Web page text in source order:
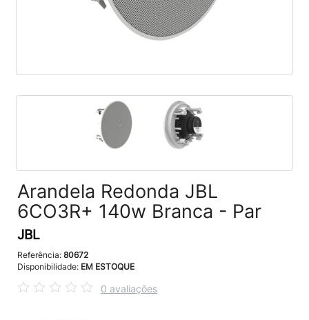
Arandela Redonda JBL
6CO3R+ 140w Branca - Par
JBL
Referência: 80672
Disponibilidade: EM ESTOQUE
0 avaliações